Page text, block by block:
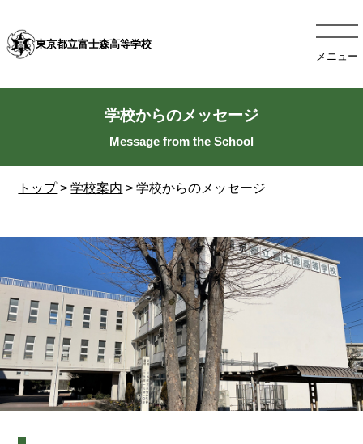
東京都立富士森高等学校
メニュー
トップ>学校案内 > 学校からのメッセージ
学校からのメッセージ